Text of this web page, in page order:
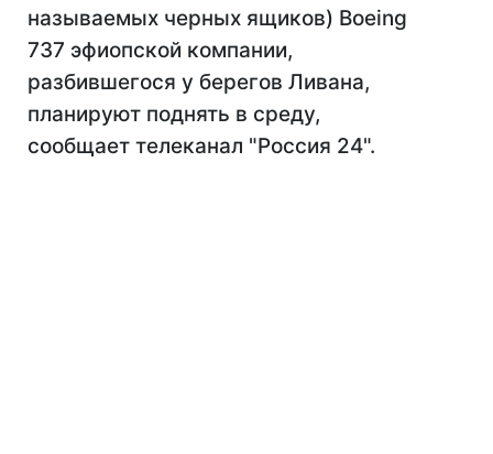
называемых черных ящиков) Boeing
737 эфиопской компании,
разбившегося у берегов Ливана,
планируют поднять в среду,
сообщает телеканал "Россия 24".